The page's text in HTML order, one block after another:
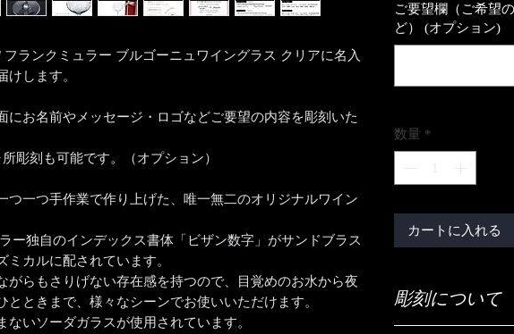
フランクミュラー ブルゴーニュワイングラス クリアに名入
けします。
にお名前やメッセージ・ロゴなどご要望の内容を彫刻いた
彫刻も可能です。（オプション）
つ一つ手作業で作り上げた、唯一無二のオリジナルワイン
ー独自のインデックス書体「ビザン数字」がサンドブラス
ミカルに配されています。
がらもさりげない存在感を持つので、目覚めのお水から夜
とときまで、様々なシーンでお使いいただけます。
ないソーダガラスが使用されています。
ご要望欄（ご希望
ど） (オプション)
数量 *
カートに入れる
彫刻について